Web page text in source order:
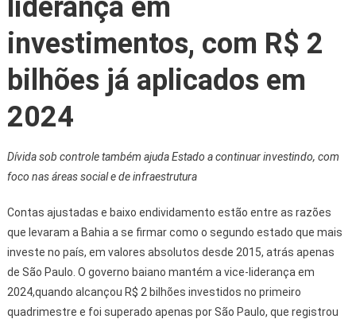
liderança em
investimentos, com R$ 2
bilhões já aplicados em
2024
Dívida sob controle também ajuda Estado a continuar investindo, com
foco nas áreas social e de infraestrutura
Contas ajustadas e baixo endividamento estão entre as razões
que levaram a Bahia a se firmar como o segundo estado que mais
investe no país, em valores absolutos desde 2015, atrás apenas
de São Paulo. O governo baiano mantém a vice-liderança em
2024,quando alcançou R$ 2 bilhões investidos no primeiro
quadrimestre e foi superado apenas por São Paulo, que registrou